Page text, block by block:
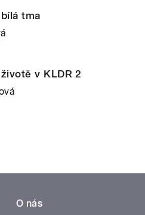
tma
v KLDR 2
O nás